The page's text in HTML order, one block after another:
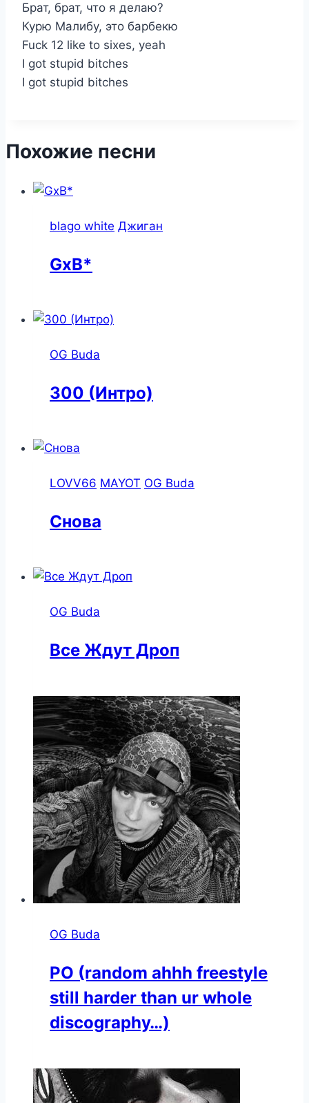
Брат, брат, что я делаю?
Курю Малибу, это барбекю
Fuck 12 like to sixes, yeah
I got stupid bitches
I got stupid bitches
Похожие песни
blago white Джиган
GxB*
OG Buda
300 (Интро)
LOVV66 MAYOT OG Buda
Снова
OG Buda
Все Ждут Дроп
OG Buda
РО (random ahhh freestyle
still harder than ur whole
discography…)